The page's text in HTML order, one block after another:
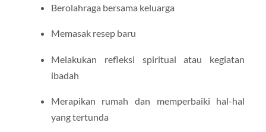
Berolahraga bersama keluarga
Memasak resep baru
Melakukan refleksi spiritual atau kegiatan
ibadah
Merapikan rumah dan memperbaiki hal-hal
yang tertunda